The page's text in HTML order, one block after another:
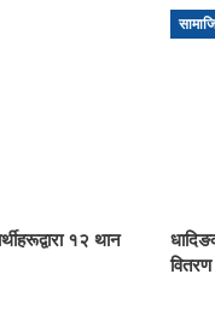
१२ थान
वितरण